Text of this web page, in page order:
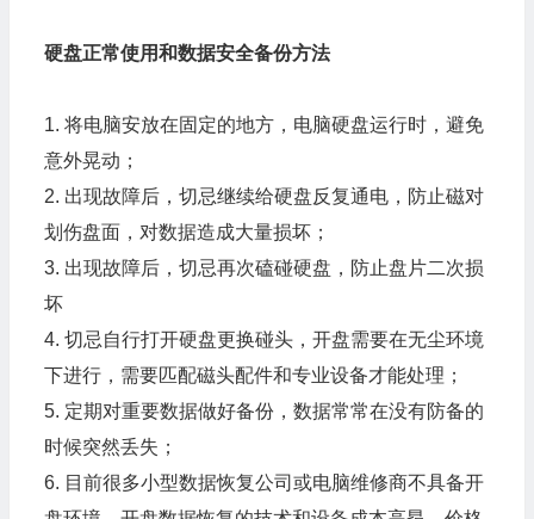
硬盘正常使用和数据安全备份方法
1. 将电脑安放在固定的地方，电脑硬盘运行时，避免
意外晃动；
2. 出现故障后，切忌继续给硬盘反复通电，防止磁对
划伤盘面，对数据造成大量损坏；
3. 出现故障后，切忌再次磕碰硬盘，防止盘片二次损
坏
4. 切忌自行打开硬盘更换碰头，开盘需要在无尘环境
下进行，需要匹配磁头配件和专业设备才能处理；
5. 定期对重要数据做好备份，数据常常在没有防备的
时候突然丢失；
6. 目前很多小型数据恢复公司或电脑维修商不具备开